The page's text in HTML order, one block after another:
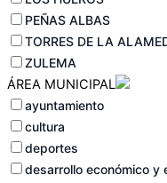
PEÑAS ALBAS
TORRES DE LA
ZULEMA
ÁREA MUNICIPAL
ayuntamiento
cultura
deportes
desarrollo económico y